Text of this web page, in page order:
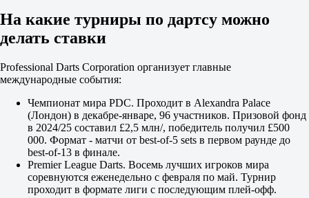
На какие турниры по дартсу можно
делать ставки
Professional Darts Corporation организует главные
международные события:
Чемпионат мира PDC. Проходит в Alexandra Palace
(Лондон) в декабре-январе, 96 участников. Призовой фонд
в 2024/25 составил £2,5 млн/, победитель получил £500
000. Формат - матчи от best-of-5 sets в первом раунде до
best-of-13 в финале.
Premier League Darts. Восемь лучших игроков мира
соревнуются еженедельно с февраля по май. Турнир
проходит в формате лиги с последующим плей-офф.